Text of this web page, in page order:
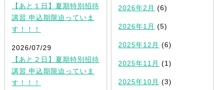
【あと１日】夏期特別招待
講習 申込期限迫っていま
す！！！
2026/07/29
【あと２日】夏期特別招待
講習 申込期限迫っていま
す！！！
2026年2月 (6)
2026年1月 (5)
2025年12月 (6)
2025年11月 (1)
2025年10月 (3)